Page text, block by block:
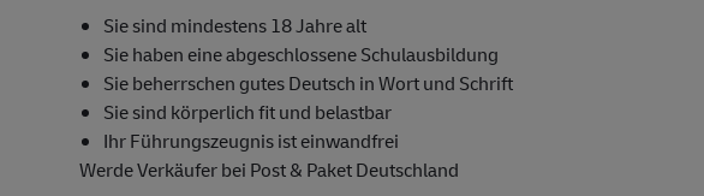
Sie sind mindestens 18 Jahre alt
Sie haben eine abgeschlossene Schulausbildung
Sie beherrschen gutes Deutsch in Wort und Schrift
Sie sind körperlich fit und belastbar
Ihr Führungszeugnis ist einwandfrei
Werde Verkäufer bei Post & Paket Deutschland